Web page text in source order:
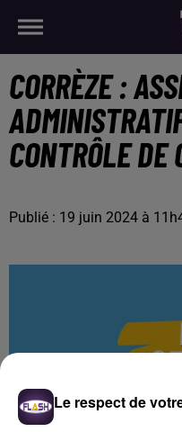
CORRÈZE :
CONTRÔLE
Publié : 19 juin 2024 à
Le respect de